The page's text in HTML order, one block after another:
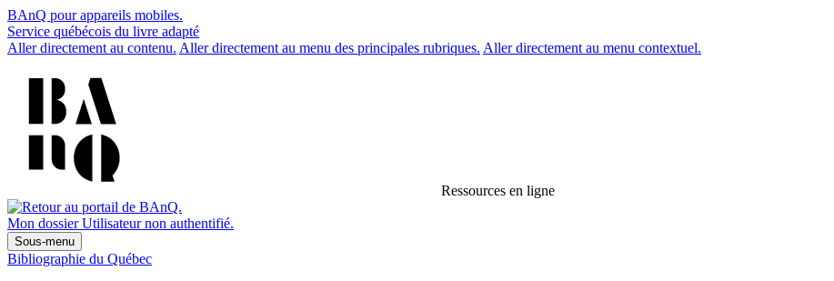
BAnQ pour appareils mobiles.
Service québécois du livre adapté
Aller directement au contenu. Aller directement au menu des principales rubriques. Aller directement au menu contextuel.
Ressources en ligne
Mon dossier Utilisateur non authentifié.
Sous-menu
Bibliographie du Québec